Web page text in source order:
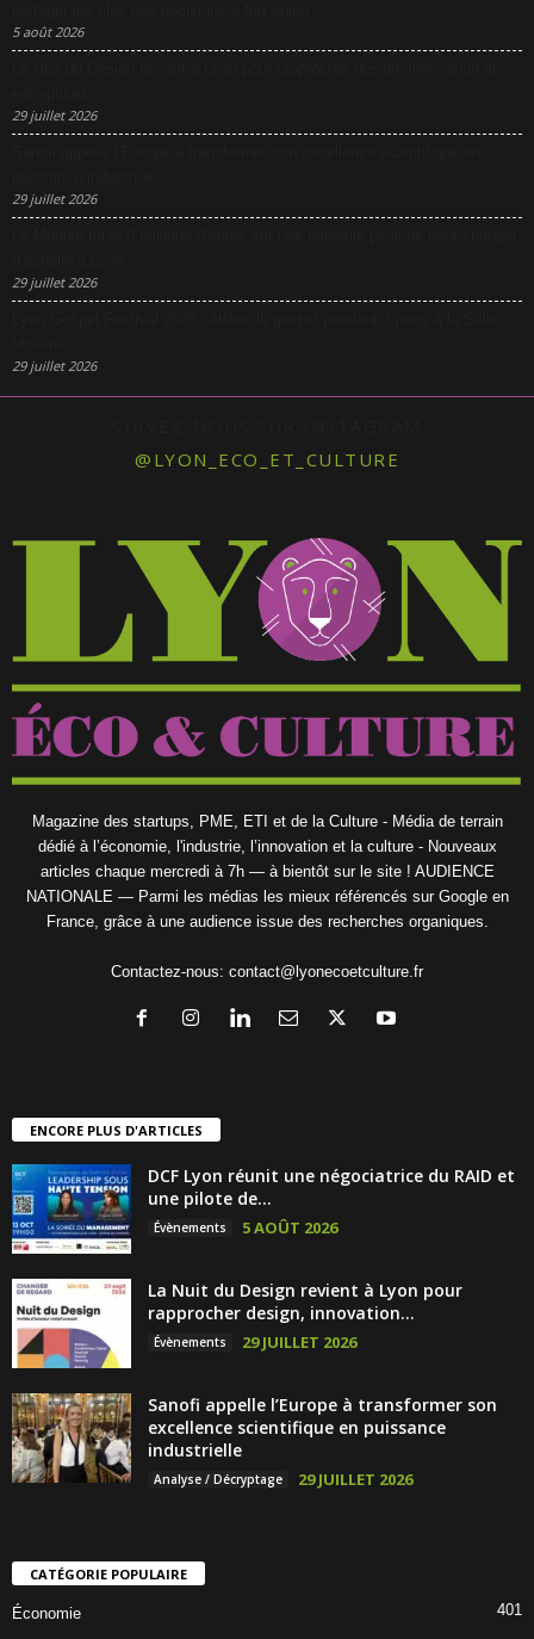
5 août 2026
29 juillet 2026
29 juillet 2026
29 juillet 2026
29 juillet 2026
@LYON_ECO_ET_CULTURE
Magazine des startups, PME, ETI et de la Culture - Média de terrain
dédié à l’économie, l'industrie, l’innovation et la culture - Nouveaux
articles chaque mercredi à 7h — à bientôt sur le site ! AUDIENCE
NATIONALE — Parmi les médias les mieux référencés sur Google en
France, grâce à une audience issue des recherches organiques.
Contactez-nous: contact@lyonecoetculture.fr
ENCORE PLUS D'ARTICLES
DCF Lyon réunit une négociatrice du RAID et
une pilote de...
Évènements 5 AOÛT 2026
La Nuit du Design revient à Lyon pour
rapprocher design, innovation...
Évènements 29 JUILLET 2026
Sanofi appelle l’Europe à transformer son
excellence scientifique en puissance
industrielle
Analyse / Décryptage 29 JUILLET 2026
CATÉGORIE POPULAIRE
Économie
401